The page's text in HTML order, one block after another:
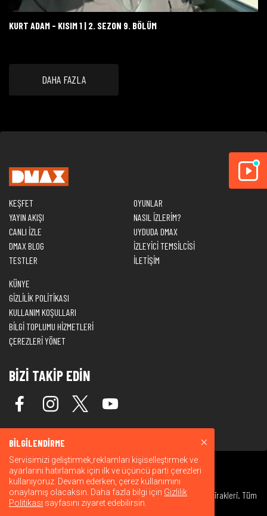
KURT ADAM - KISIM 1 | 2. SEZON 9. BÖLÜM
DAHA FAZLA
KEŞFET
YAYIN AKIŞI
CANLI İZLE
DMAX BLOG
TESTLER
OYUNLAR
NASIL İZLERİM?
UYDUDA DMAX
İZLEYİCİ TEMSİLCİSİ
İLETİŞİM
KÜNYE
GİZLİLİK POLİTİKASI
KULLANIM KOŞULLARI
BİLGİ TOPLUMU HİZMETLERİ
ÇEREZLERİ YÖNET
BİZİ TAKİP EDİN
© 2026 Warner Bros. Discovery, Inc. veya bağlı kuruluşları ve iştirakleri. Tüm
hakları saklıdır.
BİLGİLENDİRME
Servisimizi geliştirmek,reklamları kişiselleştirmek ve
ayarlarını hatırlamak için ilk ve üçüncü parti çerezleri
kullanıyoruz. Devam ederken, çerez kullanımını
onaylamış olacaksın. Daha fazla bilgi için Gizlilik
Politikası sayfasını ziyaret edebilirsin.